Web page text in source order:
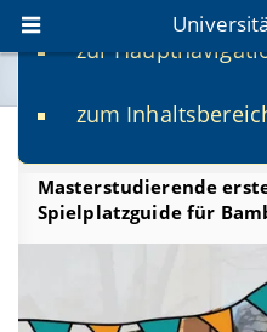
zur
zum
www.uni-
univis.uni-
fis.uni-
Studentische Projekte:
Masterstudierende
Spielplatzguide für